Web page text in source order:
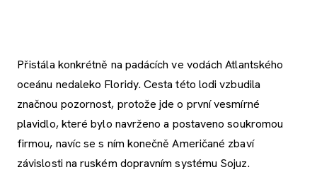
Přistála konkrétně na padácích ve vodách Atlantského
oceánu nedaleko Floridy. Cesta této lodi vzbudila
značnou pozornost, protože jde o první vesmírné
plavidlo, které bylo navrženo a postaveno soukromou
firmou, navíc se s ním konečně Američané zbaví
závislosti na ruském dopravním systému Sojuz.